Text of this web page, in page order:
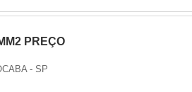
PREÇO
- SP